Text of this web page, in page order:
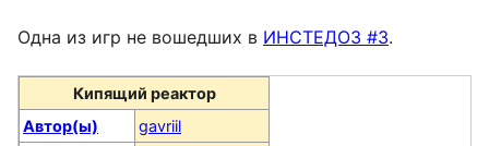
Одна из игр не вошедших в ИНСТЕДОЗ #3.
Кипящий реактор
Автор(ы)
gavriil